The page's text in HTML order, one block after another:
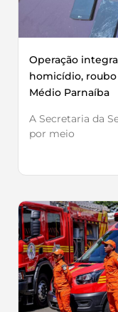
Operação
homicídio,
Médio Parnaíba
A Secretaria da
por meio